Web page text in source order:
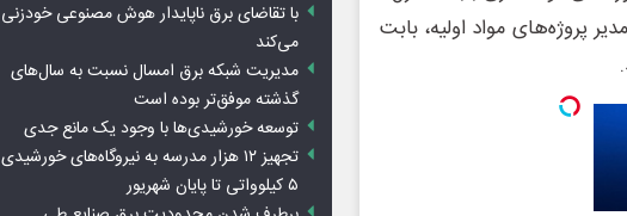
پروژه‌های مواد اولیه، بابت
با تقاضای برق ناپایدار هوش مصنوعی خودزنی
می‌کند
مدیریت شبکه برق امسال نسبت به سال‌های
گذشته موفق‌تر بوده است
توسعه خورشیدی‌ها با وجود یک مانع جدی
تجهیز ۱۲ هزار مدرسه به نیروگاه‌های خورشیدی
۵ کیلوواتی تا پایان شهریور